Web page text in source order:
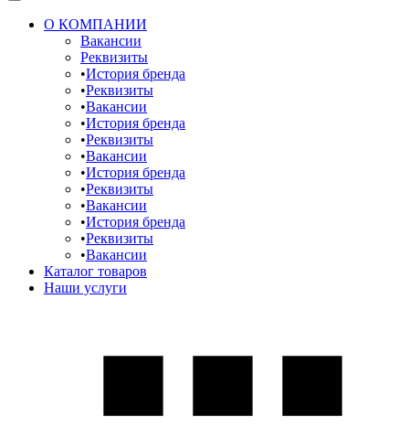
О КОМПАНИИ
Вакансии
Реквизиты
История бренда
Реквизиты
Вакансии
История бренда
Реквизиты
Вакансии
История бренда
Реквизиты
Вакансии
История бренда
Реквизиты
Вакансии
Каталог товаров
Наши услуги